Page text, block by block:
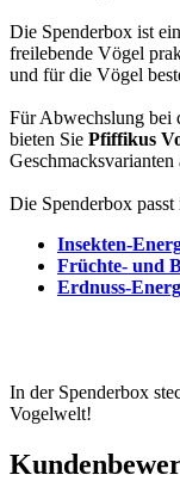
Die Spenderbox ist
freilebende Vögel
und für die Vögel
Für Abwechslung bei
bieten Sie Pfiffikus
Geschmacksvarianten
Die Spenderbox
Insekten-
Früchte- und
Erdnuss-
In der Spenderbox
Vogelwelt!